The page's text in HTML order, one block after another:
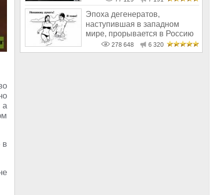
а
в
Эпоха дегенератов,
наступившая в западном
мире, прорывается в Россию
278 648 6 320